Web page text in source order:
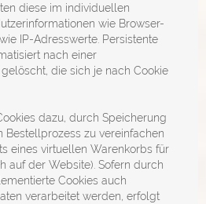
diese im individuellen
wie Browser-
IP-Adresswerte. Persistente
nach einer
die sich je nach Cookie
dazu, durch Speicherung
Bestellprozess zu vereinfachen
eines virtuellen Warenkorbs für
auf der Website). Sofern durch
Cookies auch
verarbeitet werden, erfolgt